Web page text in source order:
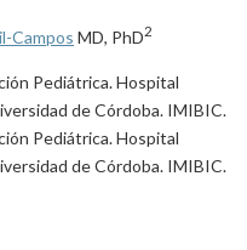
Campos MD, PhD2
Pediátrica. Hospital
de Córdoba. IMIBIC.
Pediátrica. Hospital
de Córdoba. IMIBIC.